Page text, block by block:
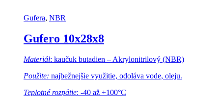
Gufera, NBR
Gufero 10x28x8
Materiál: kaučuk butadien – Akrylonitrilový (NBR)
Použite: najbežnejšie využitie, odoláva vode, oleju.
Teplotné rozpätie: -40 až +100°C